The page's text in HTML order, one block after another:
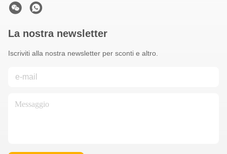
La nostra newsletter
Iscriviti alla nostra newsletter per sconti e altro.